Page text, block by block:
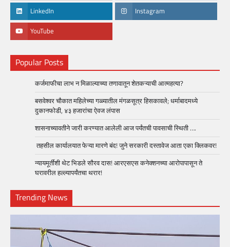
LinkedIn Instagram
YouTube
Popular Posts
कर्जमाफीचा लाभ न मिळाल्याच्या तणावातून शेतकऱ्याची आत्महत्या?
बसवेश्वर चौकात महिलेच्या गळ्यातील मंगळसूत्र हिसकावले; धर्माबादमध्ये
दुकानफोडी, ४३ हजारांचा ऐवज लंपास
शासनाच्यावतीने जारी करण्यात आलेली आज पर्यंतची पावसाची स्थिती ….
तहसील कार्यालयात फेऱ्या मारणे बंद! जुने सरकारी दस्तावेज आता एका क्लिकवर!
न्यायमूर्तींशी थेट भिडले सौरव दास! आरएसएस कनेक्शनच्या आरोपापासून ते
घरावरील हल्ल्यापर्यंतचा थरार!
Trending News